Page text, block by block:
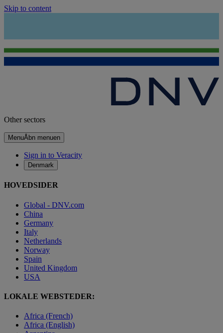
Skip to content
Other sectors
MenuÅbn menuen
Sign in to Veracity
Denmark
HOVEDSIDER
Global - DNV.com
China
Germany
Italy
Netherlands
Norway
Spain
United Kingdom
USA
LOKALE WEBSTEDER:
Africa (French)
Africa (English)